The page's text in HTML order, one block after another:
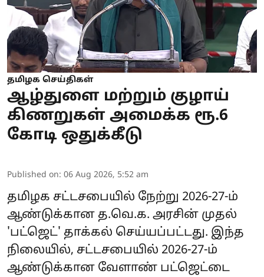
தமிழக செய்திகள்
ஆழ்துளை மற்றும் குழாய்
கிணறுகள் அமைக்க ரூ.6
கோடி ஒதுக்கீடு
Published on: 06 Aug 2026, 5:52 am
தமிழக சட்டசபையில் நேற்று 2026-27-ம்
ஆண்டுக்கான த.வெ.க. அரசின் முதல்
'பட்ஜெட்' தாக்கல் செய்யப்பட்டது. இந்த
நிலையில், சட்டசபையில் 2026-27-ம்
ஆண்டுக்கான வேளாண் பட்ஜெட்டை